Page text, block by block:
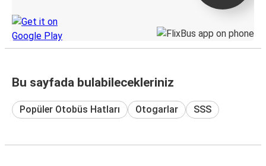
Bu sayfada bulabilecekleriniz
Popüler Otobüs Hatları Otogarlar SSS